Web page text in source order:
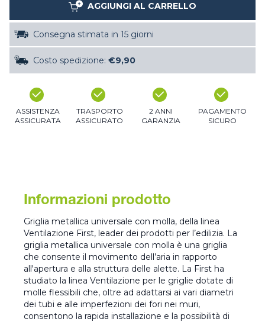
AGGIUNGI AL CARRELLO
Consegna stimata in 15 giorni
Costo spedizione: €9,90
ASSISTENZA
ASSICURATA
TRASPORTO
ASSICURATO
2 ANNI
GARANZIA
PAGAMENTO
SICURO
Informazioni prodotto
Griglia metallica universale con molla, della linea
Ventilazione First, leader dei prodotti per l’edilizia. La
griglia metallica universale con molla è una griglia
che consente il movimento dell’aria in rapporto
all'apertura e alla struttura delle alette. La First ha
studiato la linea Ventilazione per le griglie dotate di
molle flessibili che, oltre ad adattarsi ai vari diametri
dei tubi e alle imperfezioni dei fori nei muri,
consentono la rapida installazione e la possibilità di